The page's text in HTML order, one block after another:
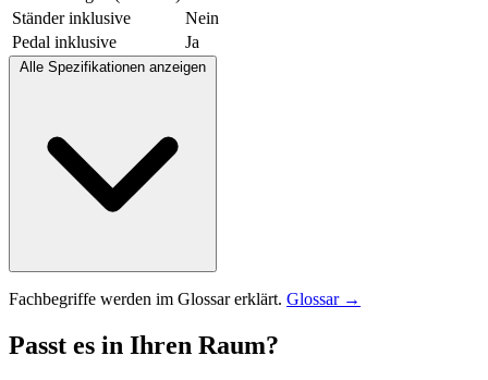
Ständer inklusive
Nein
Pedal inklusive
Ja
Alle Spezifikationen anzeigen
Fachbegriffe werden im Glossar erklärt. Glossar →
Passt es in Ihren Raum?